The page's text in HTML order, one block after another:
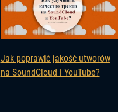
Jak poprawić jakość utworów
na SoundCloud i YouTube?